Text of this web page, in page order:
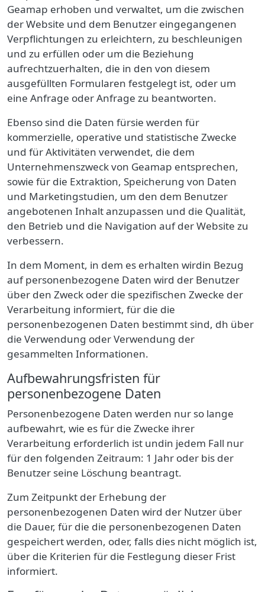
Geamap erhoben und verwaltet, um die zwischen
der Website und dem Benutzer eingegangenen
Verpflichtungen zu erleichtern, zu beschleunigen
und zu erfüllen oder um die Beziehung
aufrechtzuerhalten, die in den von diesem
ausgefüllten Formularen festgelegt ist, oder um
eine Anfrage oder Anfrage zu beantworten.
Ebenso sind die Daten fürsie werden für
kommerzielle, operative und statistische Zwecke
und für Aktivitäten verwendet, die dem
Unternehmenszweck von Geamap entsprechen,
sowie für die Extraktion, Speicherung von Daten
und Marketingstudien, um den dem Benutzer
angebotenen Inhalt anzupassen und die Qualität,
den Betrieb und die Navigation auf der Website zu
verbessern.
In dem Moment, in dem es erhalten wirdin Bezug
auf personenbezogene Daten wird der Benutzer
über den Zweck oder die spezifischen Zwecke der
Verarbeitung informiert, für die die
personenbezogenen Daten bestimmt sind, dh über
die Verwendung oder Verwendung der
gesammelten Informationen.
Aufbewahrungsfristen für
personenbezogene Daten
Personenbezogene Daten werden nur so lange
aufbewahrt, wie es für die Zwecke ihrer
Verarbeitung erforderlich ist undin jedem Fall nur
für den folgenden Zeitraum: 1 Jahr oder bis der
Benutzer seine Löschung beantragt.
Zum Zeitpunkt der Erhebung der
personenbezogenen Daten wird der Nutzer über
die Dauer, für die die personenbezogenen Daten
gespeichert werden, oder, falls dies nicht möglich ist,
über die Kriterien für die Festlegung dieser Frist
informiert.